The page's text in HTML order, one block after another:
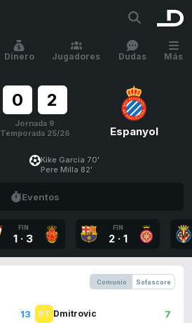
Dinero Jugadores Dudas Más
0 2
Jornada 9
Temporada 25/26
Espanyol
Kike García 70'
Pere Milla 82'
Eventos
FIN
1 · 3
FIN
2 · 1
Comunio Sofascore
13 Dmitrovic 7